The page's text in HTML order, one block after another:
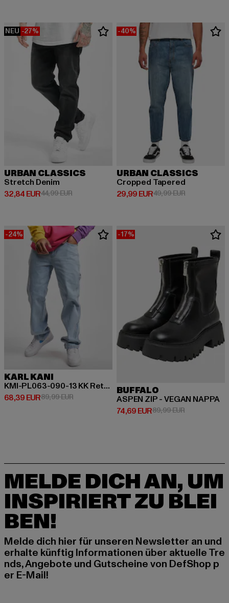
NEU -27%
URBAN CLASSICS
Stretch Denim
32,84 EUR
Derzeitiger Preis: 32,84 EUR
44,99 EURAktionspreis: 44,99 EUR
-40%
URBAN CLASSICS
Cropped Tapered
29,99 EUR
Derzeitiger Preis: 29,99 EUR
49,99 EURAktionspreis:
-24%
KARL KANI
KMI-PL063-090-13 KK Retro Baggy Workwear Denim
68,39 EUR
Derzeitiger Preis: 68,39 EUR
89,99 EURAktionspreis: 89,99 EUR
-17%
BUFFALO
ASPEN ZIP - VEGAN NAPPA
74,69 EUR
Derzeitiger Preis: 74,69 EUR
89,99 EURAktionspreis:
MELDE DICH AN, UM
INSPIRIERT ZU BLEI
BEN!
Melde dich hier für unseren Newsletter an und
erhalte künftig Informationen über aktuelle Tre
nds, Angebote und Gutscheine von DefShop p
er E-Mail!